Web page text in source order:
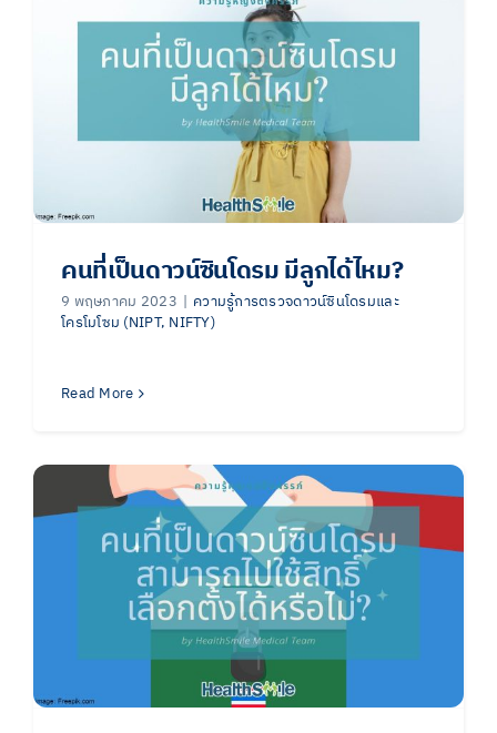
คนที่เป็นดาวน์ซินโดรม มีลูกได้ไหม?
9 พฤษภาคม 2023 | ความรู้การตรวจดาวน์ซินโดรมและ
โครโมโซม (NIPT, NIFTY)
Read More